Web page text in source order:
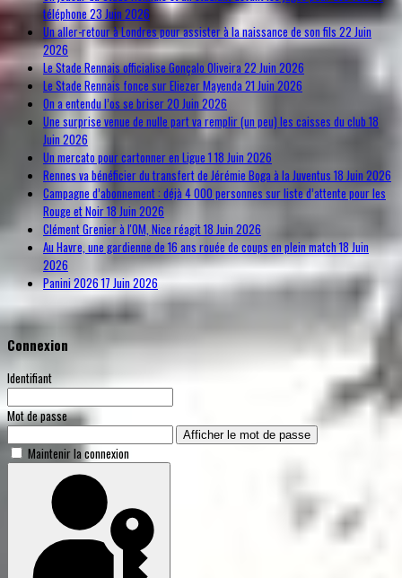
téléphone23 Juin 2026
Un aller-retour à Londres pour assister à la naissance de son fils22 Juin
2026
Le Stade Rennais officialise Gonçalo Oliveira 22 Juin 2026
Le Stade Rennais fonce sur Eliezer Mayenda 21 Juin 2026
On a entendu l’os se briser20 Juin 2026
Une surprise venue de nulle part va remplir (un peu) les caisses du club 18
Juin 2026
Un mercato pour cartonner en Ligue 1 18 Juin 2026
Rennes va bénéficier du transfert de Jérémie Boga à la Juventus 18 Juin 2026
Campagne d’abonnement : déjà 4 000 personnes sur liste d’attente pour les
Rouge et Noir18 Juin 2026
Clément Grenier à l'OM, Nice réagit18 Juin 2026
Au Havre, une gardienne de 16 ans rouée de coups en plein match18 Juin
2026
Panini 202617 Juin 2026
Connexion
Identifiant
Mot de passe
Afficher le mot de passe
Maintenir la connexion